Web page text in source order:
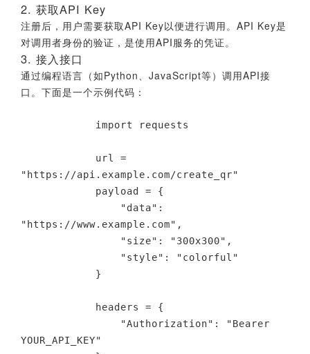
2. 获取API Key
注册后，用户需要获取API Key以便进行调用。API Key是
对调用者身份的验证，是使用API服务的凭证。
3. 接入接口
通过编程语言（如Python、JavaScript等）调用API接
口。下面是一个示例代码：
"https://api.example.com/create_qr"
"https://www.example.com",
YOUR_API_KEY"